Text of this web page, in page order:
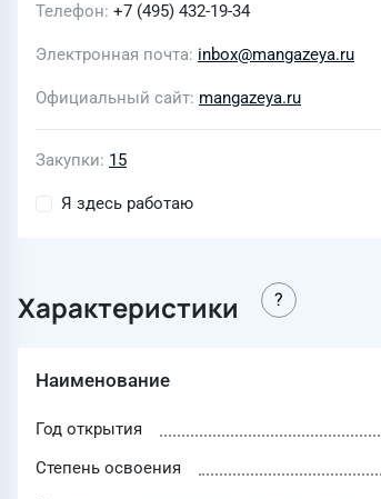
Телефон +7 (495) 432-19-34
Электронная почта inbox@mangazeya.ru
Официальный сайт mangazeya.ru
Закупки 15
Я здесь работаю
Характеристики
Наименование
Год открытия
Степень освоения